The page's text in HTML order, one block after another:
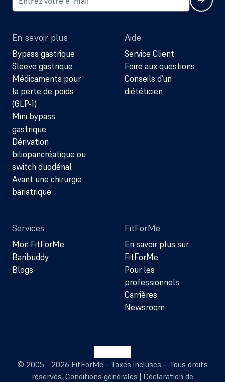
En savoir plus
Bypass gastrique
Sleeve gastrique
Médicaments pour
la perte de poids
(GLP-1)
Mini bypass
gastrique
Dérivation
biliopancréatique ou
switch duodénal
Avant une chirurgie
bariatrique
Aide
Service Client
Foire aux questions
Conseils d’un
diététicien
Services
Mon FitForMe
Baribuddy
Blogs
FitForMe
En savoir plus sur
FitForMe
Pour les
professionnels
Carrières
Newsroom
© 2005 - 2026 FitForMe - Taxes incluses – Tous droits
réservés. Conditions générales | Déclaration de